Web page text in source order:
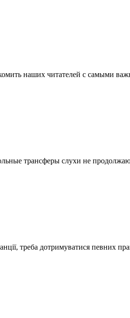
наших читателей с самыми
трансферы слухи не
треба дотримуватися певних